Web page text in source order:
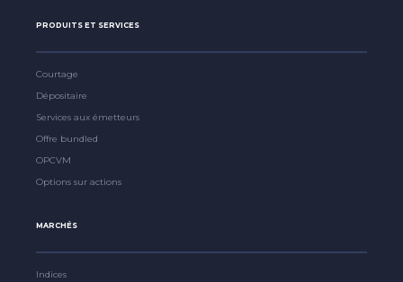
PRODUITS ET SERVICES
Courtage
Dépositaire
Services aux émetteurs
Offre bundled
OPCVM
Options sur actions
MARCHÉS
Indices